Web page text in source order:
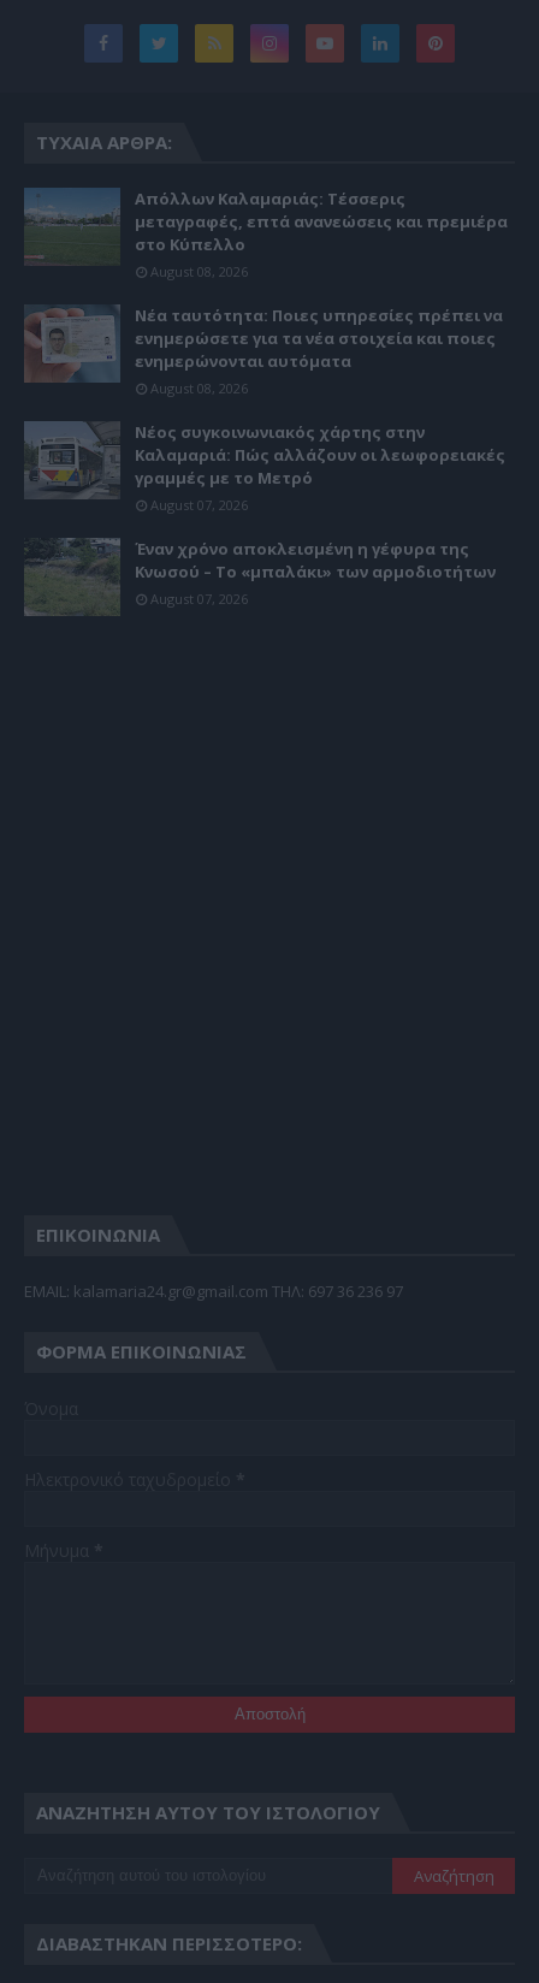
ΤΥΧΑΊΑ ΆΡΘΡΑ:
Απόλλων Καλαμαριάς: Τέσσερις
μεταγραφές, επτά ανανεώσεις και πρεμιέρα
στο Κύπελλο
August 08, 2026
Νέα ταυτότητα: Ποιες υπηρεσίες πρέπει να
ενημερώσετε για τα νέα στοιχεία και ποιες
ενημερώνονται αυτόματα
August 08, 2026
Νέος συγκοινωνιακός χάρτης στην
Καλαμαριά: Πώς αλλάζουν οι λεωφορειακές
γραμμές με το Μετρό
August 07, 2026
Έναν χρόνο αποκλεισμένη η γέφυρα της
Κνωσού – Το «μπαλάκι» των αρμοδιοτήτων
August 07, 2026
ΕΠΙΚΟΙΝΩΝΙΑ
EMAIL: kalamaria24.gr@gmail.com TΗΛ: 697 36 236 97
ΦΌΡΜΑ ΕΠΙΚΟΙΝΩΝΊΑΣ
ΑΝΑΖΉΤΗΣΗ ΑΥΤΟΎ ΤΟΥ ΙΣΤΟΛΟΓΊΟΥ
ΔΙΑΒΆΣΤΗΚΑΝ ΠΕΡΙΣΣΌΤΕΡΟ: